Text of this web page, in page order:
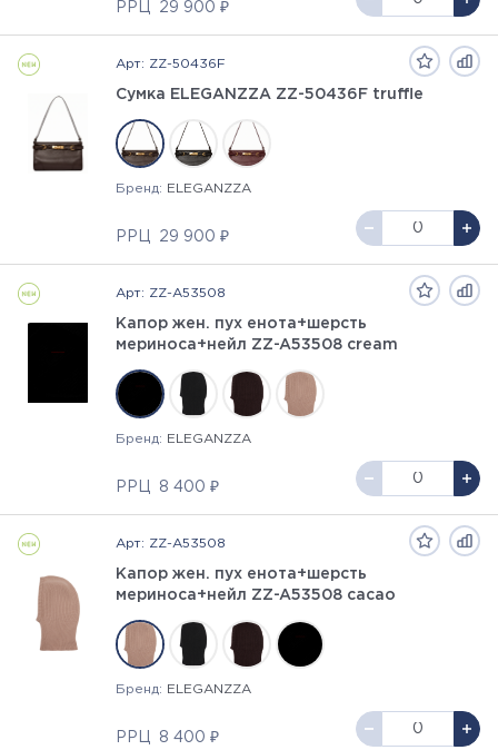
РРЦ 29 900 ₽
Арт: ZZ-50436F
Сумка ELEGANZZA ZZ-50436F truffle
Бренд: ELEGANZZA
РРЦ 29 900 ₽
Арт: ZZ-A53508
Капор жен. пух енота+шерсть
мериноса+нейл ZZ-A53508 cream
Бренд: ELEGANZZA
РРЦ 8 400 ₽
Арт: ZZ-A53508
Капор жен. пух енота+шерсть
мериноса+нейл ZZ-A53508 cacao
Бренд: ELEGANZZA
РРЦ 8 400 ₽